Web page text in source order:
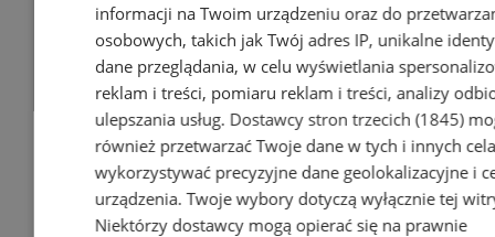
informacji na Twoim urządzeniu oraz do
osobowych, takich jak Twój adres IP, unikalne
dane przeglądania, w celu wyświetlania
reklam i treści, pomiaru reklam i treści, analizy
ulepszania usług. Dostawcy stron trzecich (1845)
również przetwarzać Twoje dane w tych i innych
wykorzystywać precyzyjne dane geolokalizacyjne i
urządzenia. Twoje wybory dotyczą wyłącznie tej
Niektórzy dostawcy mogą opierać się na prawnie